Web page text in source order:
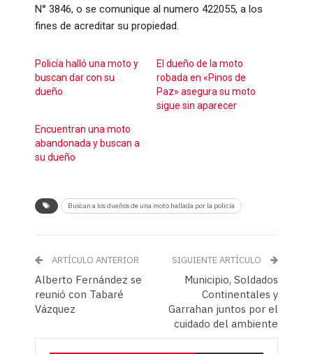
N° 3846, o se comunique al numero 422055, a los
fines de acreditar su propiedad.
Policía halló una moto y
buscan dar con su
dueño
El dueño de la moto
robada en «Pinos de
Paz» asegura su moto
sigue sin aparecer
Encuentran una moto
abandonada y buscan a
su dueño
Buscan a los dueños de una moto hallada por la policía
ARTÍCULO ANTERIOR
Alberto Fernández se
reunió con Tabaré
Vázquez
SIGUIENTE ARTÍCULO
Municipio, Soldados
Continentales y
Garrahan juntos por el
cuidado del ambiente